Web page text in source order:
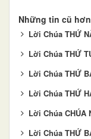
Những tin cũ hơn
Lời Chúa THỨ
Lời Chúa THỨ
Lời Chúa THỨ
Lời Chúa THỨ
Lời Chúa CHÚA
Lời Chúa THỨ